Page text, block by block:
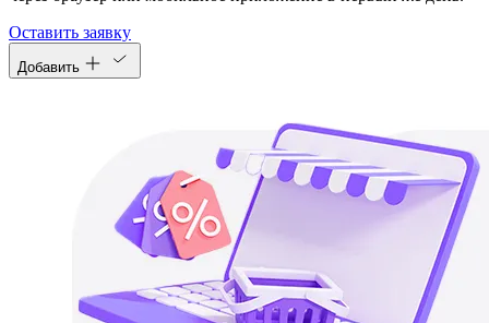
Оставить заявку
Добавить